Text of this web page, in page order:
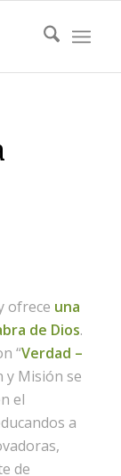
ofrece una
de Dios.
“Verdad –
y Misión se
el
a
de